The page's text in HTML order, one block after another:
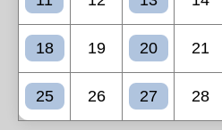
18 19 20 21
25 26 27 28